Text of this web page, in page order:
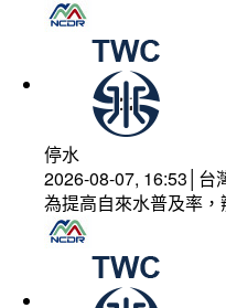
停水
2026-08-07, 16:53│台
為提高自來水普及率